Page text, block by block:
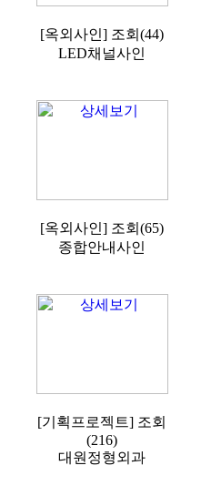
[옥외사인] 조회(44)
LED채널사인
[옥외사인] 조회(65)
종합안내사인
[기획프로젝트] 조회
(216)
대원정형외과